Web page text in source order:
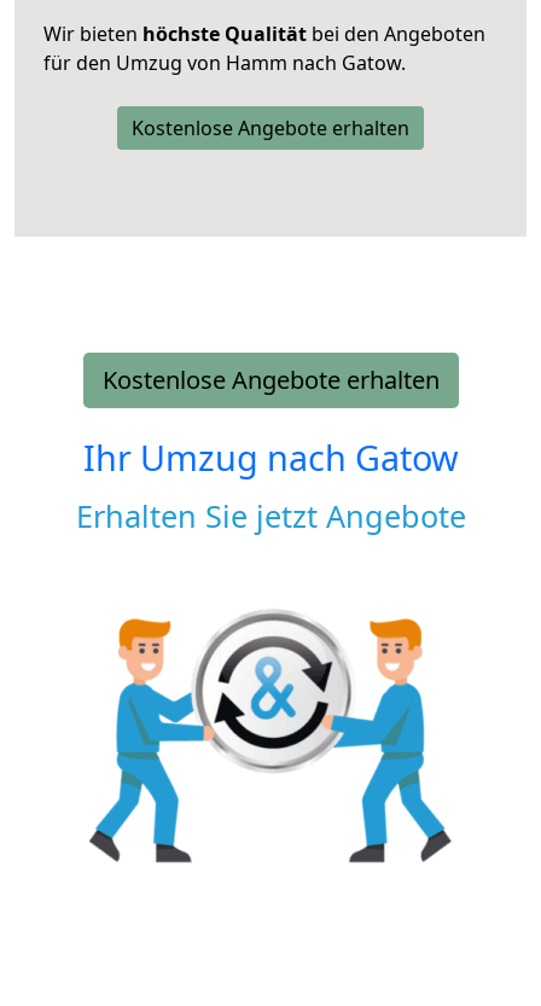
Wir bieten höchste Qualität bei den Angeboten
für den Umzug von Hamm nach Gatow.
Kostenlose Angebote erhalten
Kostenlose Angebote erhalten
Ihr Umzug nach Gatow
Erhalten Sie jetzt Angebote